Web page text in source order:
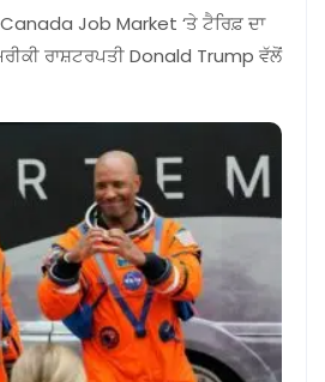
Job Market ‘ਤੇ ਟੈਰਿਫ਼ ਦਾ
ਰਾਸ਼ਟਰਪਤੀ Donald Trump ਵੱਲੋਂ